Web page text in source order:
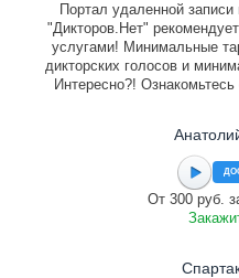
Портал удаленной
"Дикторов.Нет"
услугами! Минимальные
дикторских голосов и
Интересно?!
От 300 руб.